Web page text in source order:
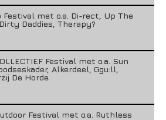
Festival met o.a. Di-rect, Up The
Daddies, Therapy?
Festival met o.a. Sun
Alkerdeel, Ggu:ll,
De Horde
Festival met o.a. Ruthless